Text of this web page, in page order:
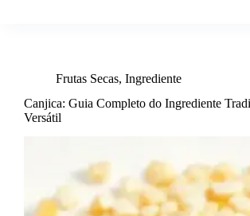
Frutas Secas, Ingrediente
Canjica: Guia Completo do Ingrediente
Versátil